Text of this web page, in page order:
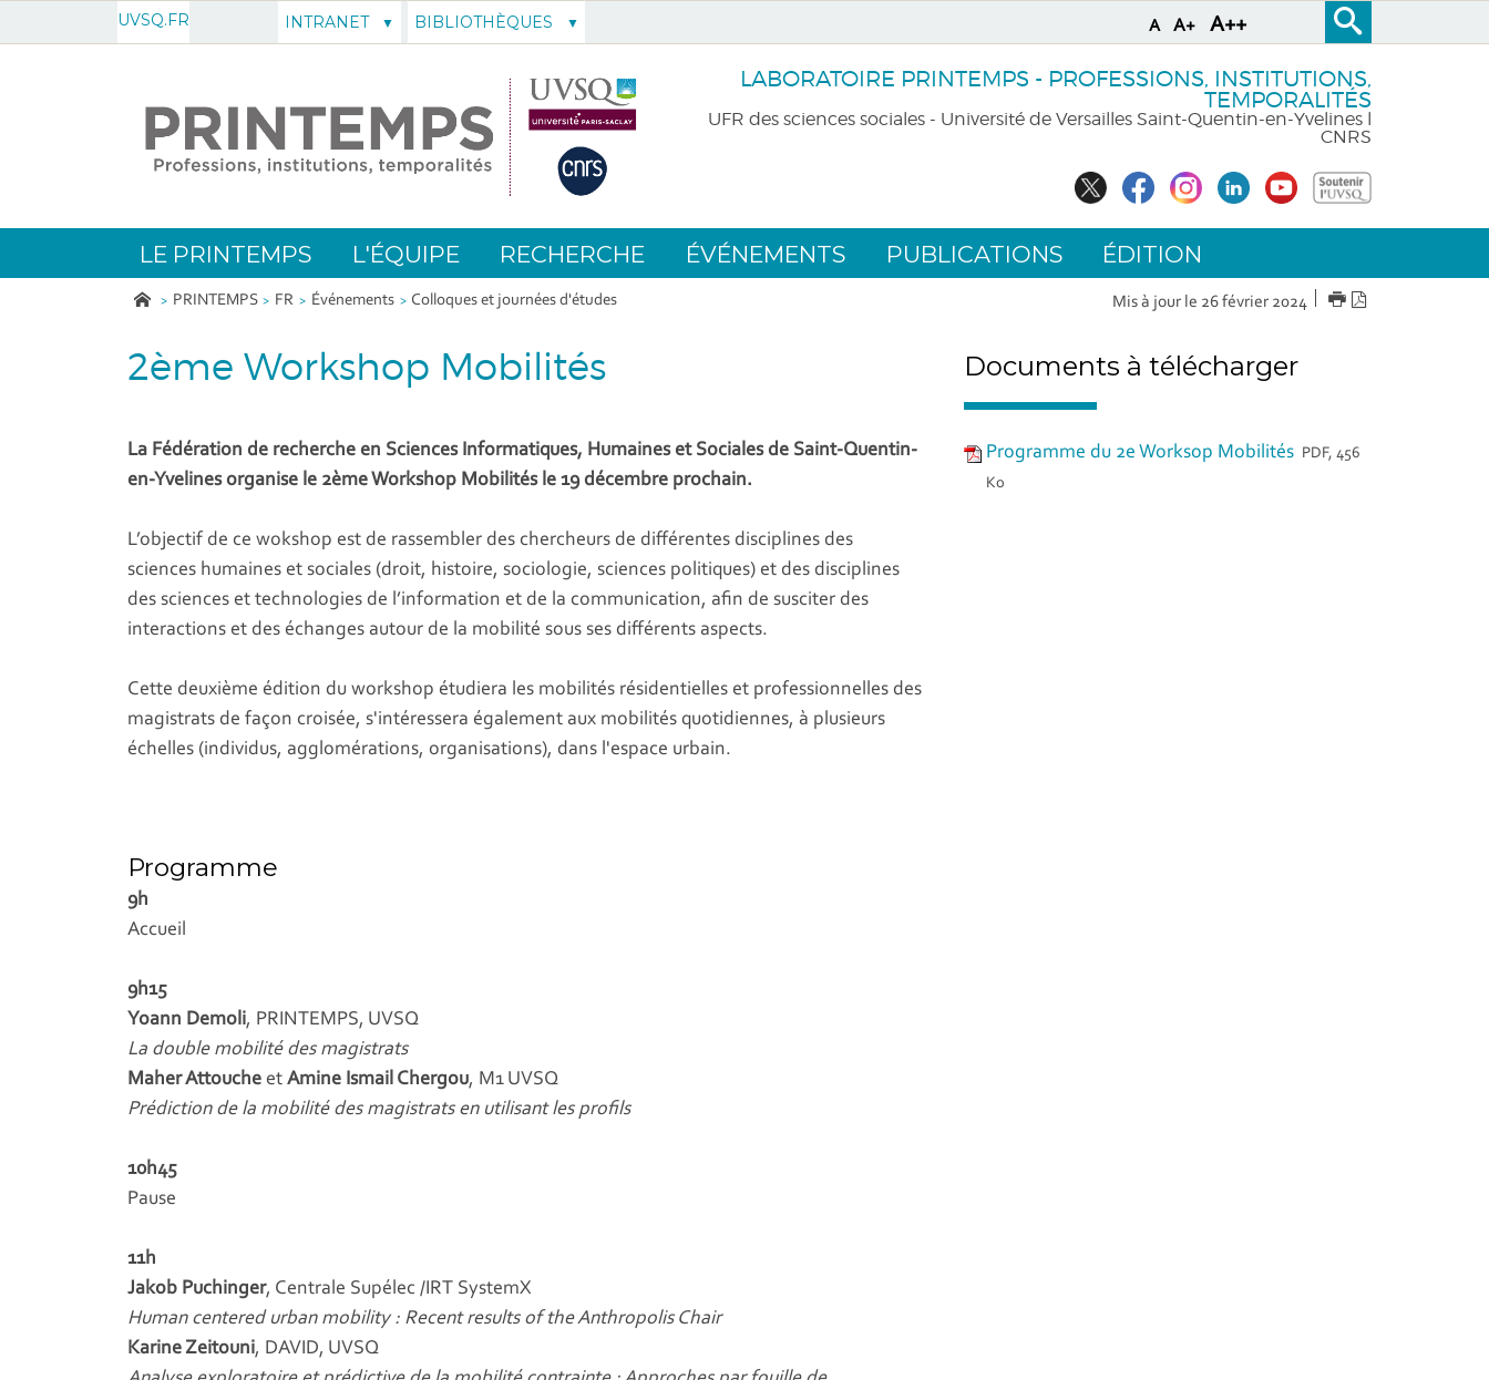
A A+ A++
UVSQ.FR
LABORATOIRE PRINTEMPS - PROFESSIONS, INSTITUTIONS,
TEMPORALITÉS
UFR des sciences sociales - Université de Versailles Saint-Quentin-en-Yvelines l
CNRS
LE PRINTEMPS L'ÉQUIPE RECHERCHE ÉVÉNEMENTS PUBLICATIONS ÉDITION
PRINTEMPS FR Événements Colloques et journées d'études Mis à jour le 26 février 2024 IMPRIMER
2ème Workshop Mobilités
La Fédération de recherche en Sciences Informatiques, Humaines et Sociales de Saint-Quentin-
en-Yvelines organise le 2ème Workshop Mobilités le 19 décembre prochain.
L’objectif de ce wokshop est de rassembler des chercheurs de différentes disciplines des
sciences humaines et sociales (droit, histoire, sociologie, sciences politiques) et des disciplines
des sciences et technologies de l’information et de la communication, afin de susciter des
interactions et des échanges autour de la mobilité sous ses différents aspects.
Cette deuxième édition du workshop étudiera les mobilités résidentielles et professionnelles des
magistrats de façon croisée, s'intéressera également aux mobilités quotidiennes, à plusieurs
échelles (individus, agglomérations, organisations), dans l'espace urbain.
Programme
9h
Accueil
9h15
Yoann Demoli, PRINTEMPS, UVSQ
La double mobilité des magistrats
Maher Attouche et Amine Ismail Chergou, M1 UVSQ
Prédiction de la mobilité des magistrats en utilisant les profils
10h45
Pause
11h
Jakob Puchinger, Centrale Supélec /IRT SystemX
Human centered urban mobility : Recent results of the Anthropolis Chair
Karine Zeitouni, DAVID, UVSQ
Documents à télécharger
Programme du 2e Worksop Mobilités PDF, 456
Ko
INTRANET BIBLIOTHÈQUES